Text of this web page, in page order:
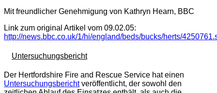
Mit freundlicher Genehmigung von Kathryn Hearn, BBC
Link zum original Artikel vom 09.02.05:
http://news.bbc.co.uk/1/hi/england/beds/bucks/herts/
Untersuchungsbericht
Der Hertfordshire Fire and Rescue Service hat einen
Untersuchungsberichtveröffentlicht, der sowohl den